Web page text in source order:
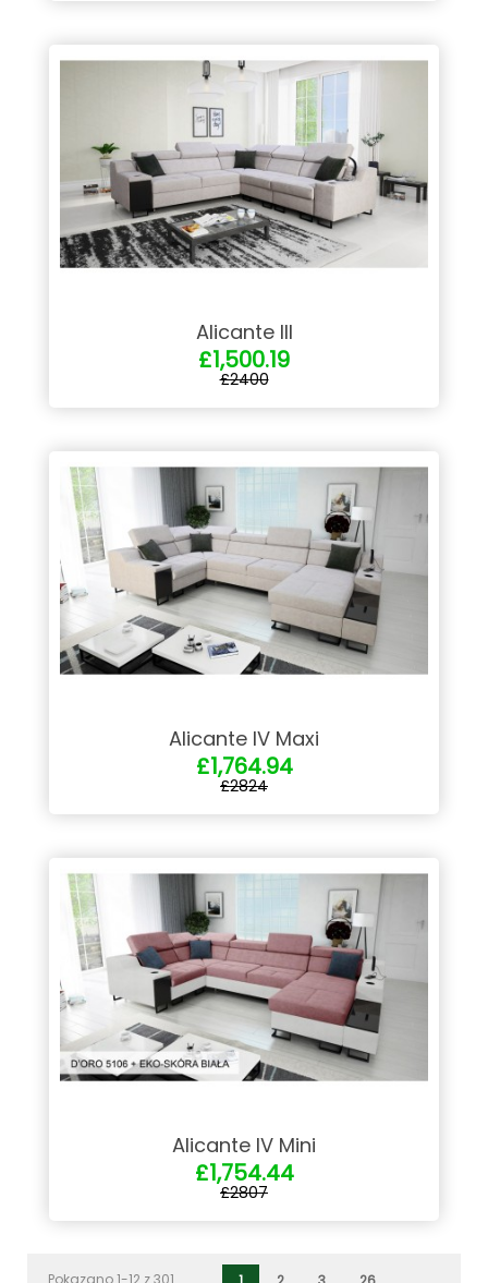
Alicante III
£1,500.19
£2400
Alicante IV Maxi
£1,764.94
£2824
Alicante IV Mini
£1,754.44
£2807
Pokazano 1-12 z 301